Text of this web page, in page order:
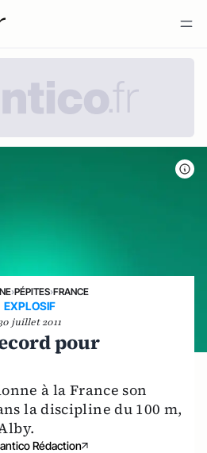
›PÉPITES›FRANCE
EXPLOSIF
juillet 2011
pour
à la France son
la discipline du 100 m,
Rédaction